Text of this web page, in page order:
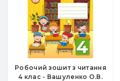
Робочий зошит з читання
4 клас - Вашуленко О.В.